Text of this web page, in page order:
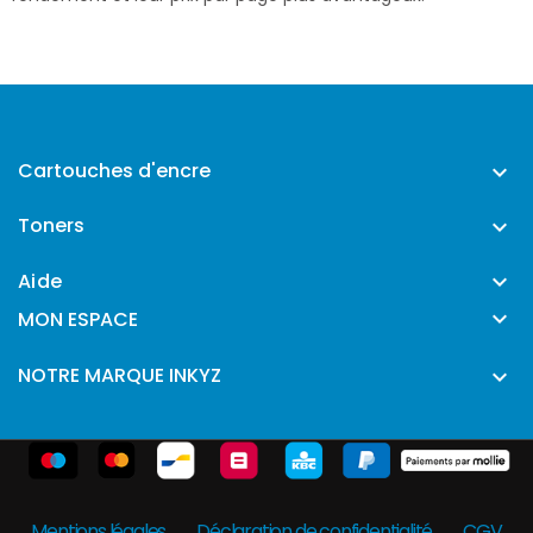
Cartouches d'encre 
Toners 
Aide 
MON ESPACE 
NOTRE MARQUE INKYZ 